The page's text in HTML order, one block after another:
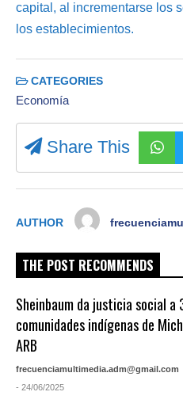
capital, al incrementarse los
los establecimientos.
CATEGORIES
Economía
Share This
AUTHOR
THE POST RECOMMENDS
Sheinbaum da justicia social a
comunidades indígenas de
ARB
frecuenciamultimedia.adm@gmail.com
- 24/06/2025